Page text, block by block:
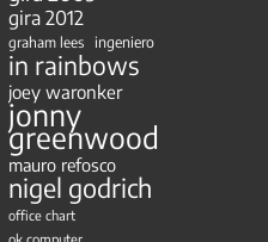
gira 2012
graham lees ingeniero
in rainbows
joey waronker
jonny
greenwood
mauro refosco
nigel godrich
office chart
ok computer